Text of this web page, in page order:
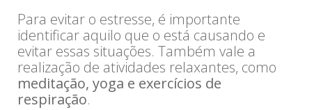
Para evitar o estresse, é importante
identificar aquilo que o está causando e
evitar essas situações. Também vale a
realização de atividades relaxantes, como
meditação, yoga e exercícios de
respiração.